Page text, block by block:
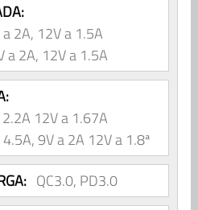
2A, 12V a 1.5A
a 2A, 12V a 1.5A
12V a 1.67A
9V a 2A 12V a 1.8ª
QC3.0, PD3.0